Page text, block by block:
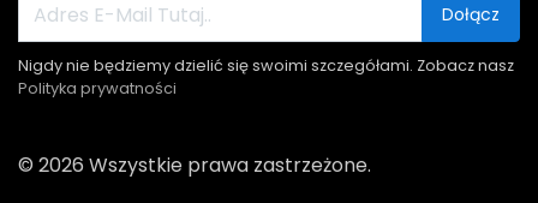
Dołącz
Nigdy nie będziemy dzielić się swoimi szczegółami. Zobacz nasz
Polityka prywatności
© 2026 Wszystkie prawa zastrzeżone.